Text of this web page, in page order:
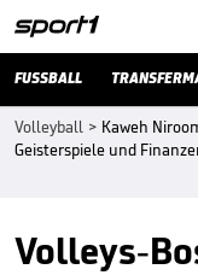
FUSSBALL
Volleyball > Kaweh
Geisterspiele und
Volleys-